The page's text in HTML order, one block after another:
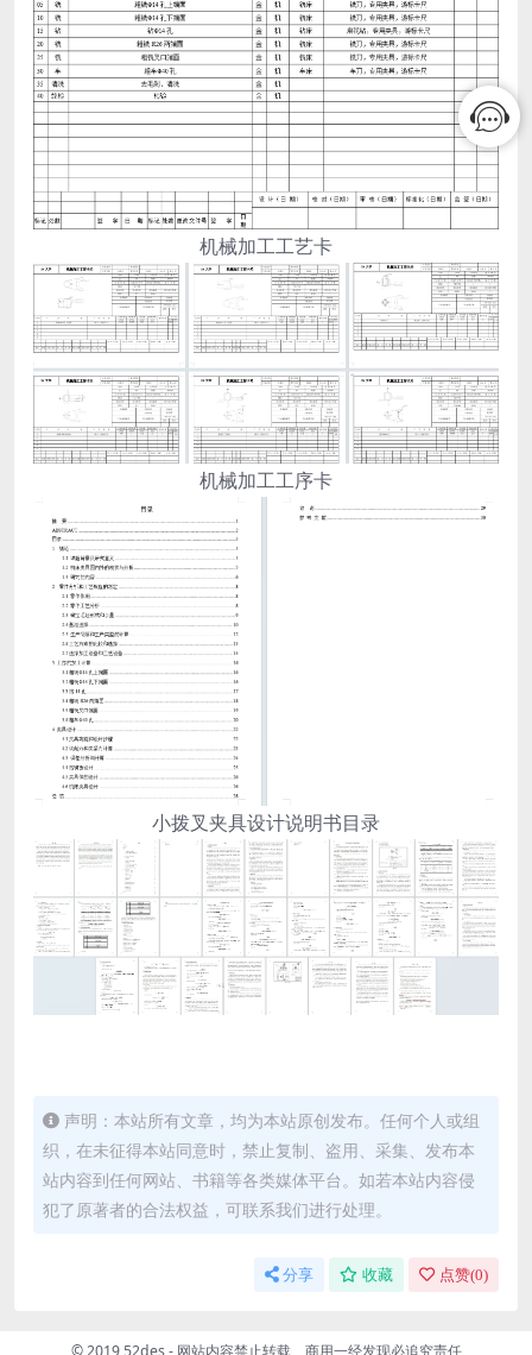
机械加工工艺卡
机械加工工序卡
小拨叉夹具设计说明书目录
声明：本站所有文章，均为本站原创发布。任何个人或组
织，在未征得本站同意时，禁止复制、盗用、采集、发布本
站内容到任何网站、书籍等各类媒体平台。如若本站内容侵
犯了原著者的合法权益，可联系我们进行处理。
分享 收藏 点赞(0)
© 2019 52des - 网站内容禁止转载、商用一经发现必追究责任